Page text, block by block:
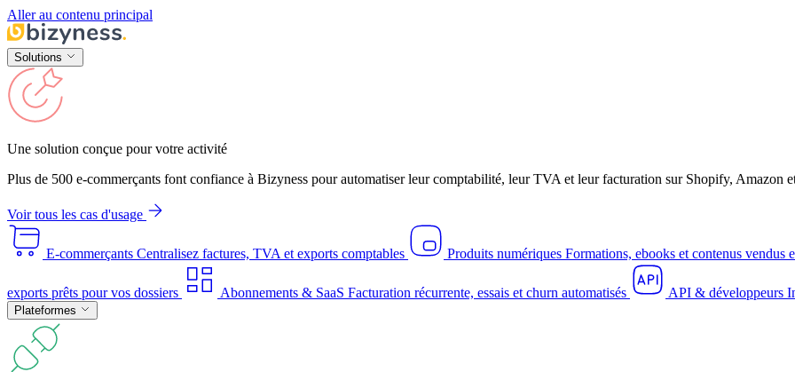
Aller au contenu principal
Solutions
Une solution conçue pour votre activité
Plus de 500 e-commerçants font confiance à Bizyness pour automatiser leur comptabilité, leur TVA et leur facturation sur Shopify, Amazon
Voir tous les cas d'usage
E-commerçants Centralisez factures, TVA et exports comptables Produits numériques Formations, ebooks et contenus vendus
exports prêts pour vos dossiers Abonnements & SaaS Facturation récurrente, essais et churn automatisés API & développeurs
Plateformes